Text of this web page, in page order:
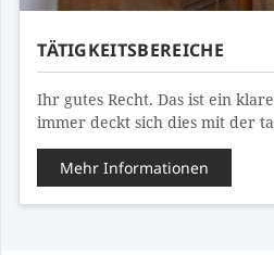
TÄTIGKEITSBEREICHE
Ihr gutes Recht. Das ist ein
immer deckt sich dies mit der
Mehr Informationen